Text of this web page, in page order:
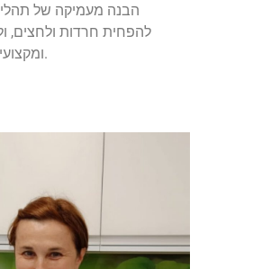
הבנה מעמיקה של
להפחית חרדות ולחצים,
ומקצועי עם המטופלים.